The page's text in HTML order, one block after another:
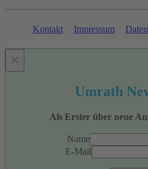
Kontakt Impressum
Umrath
Als Erster über neue
Name
E-Mail